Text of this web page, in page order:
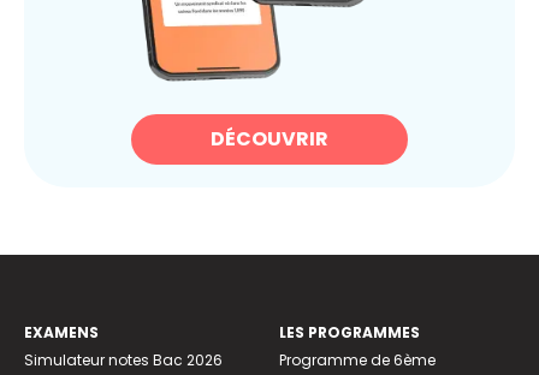
DÉCOUVRIR
EXAMENS
Simulateur notes Bac 2026
LES PROGRAMMES
Programme de 6ème